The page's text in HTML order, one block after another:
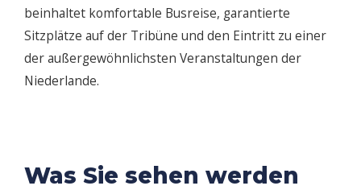
beinhaltet komfortable Busreise, garantierte
Sitzplätze auf der Tribüne und den Eintritt zu einer
der außergewöhnlichsten Veranstaltungen der
Niederlande.
Was Sie sehen werden